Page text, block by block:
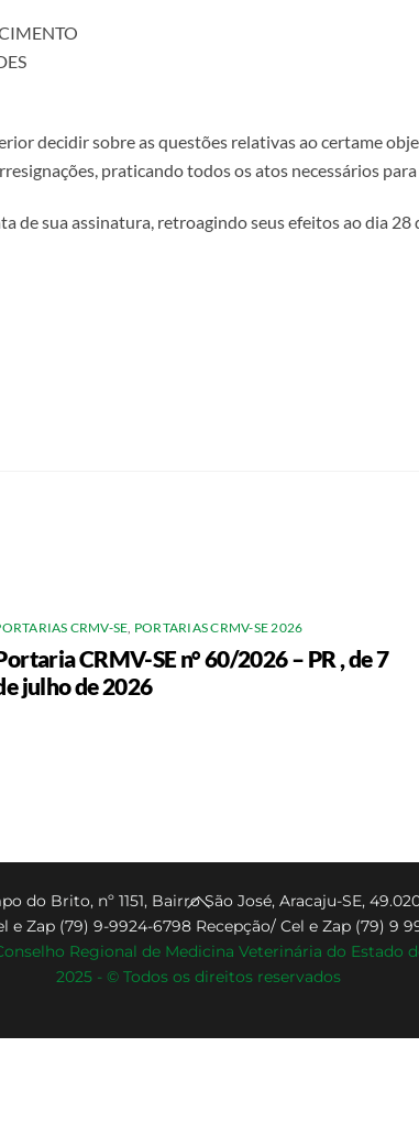
decidir sobre as questões relativas ao certame
praticando todos os atos necessários
de sua assinatura, retroagindo seus efeitos ao dia
CRMV-SE, PORTARIAS CRMV-SE 2026
CRMV-SE n° 60/2026 – PR , de 7
julho de 2026
Back
To
Top
do Brito, nº 1151, Bairro São José, Aracaju-SE,
e Zap (79) 9-9924-6798 Recepção/ Cel e Zap (79) 9
Regional de Medicina Veterinária do Estado
2025 - © Todos os direitos reservados